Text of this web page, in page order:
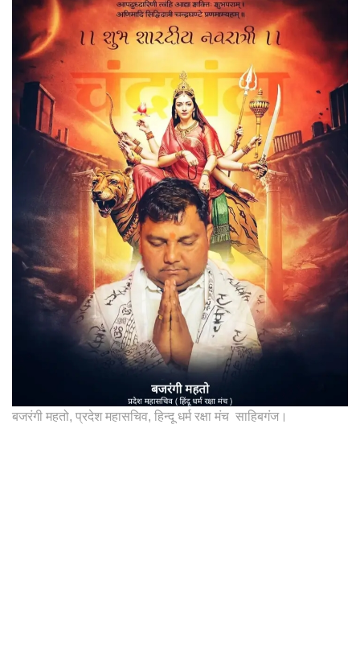
बजरंगी महतो, प्रदेश महासचिव, हिन्दू धर्म रक्षा मंच साहिबगंज।